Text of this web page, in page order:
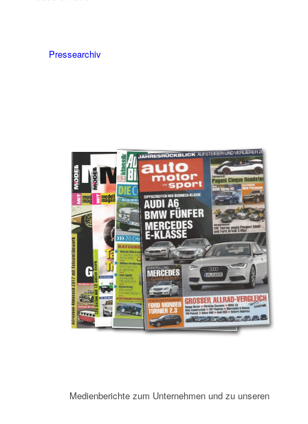
Pressearchiv
Medienberichte zum Unternehmen und zu unseren